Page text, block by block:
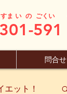
591
すま い の ごくい
問合せ
エット！